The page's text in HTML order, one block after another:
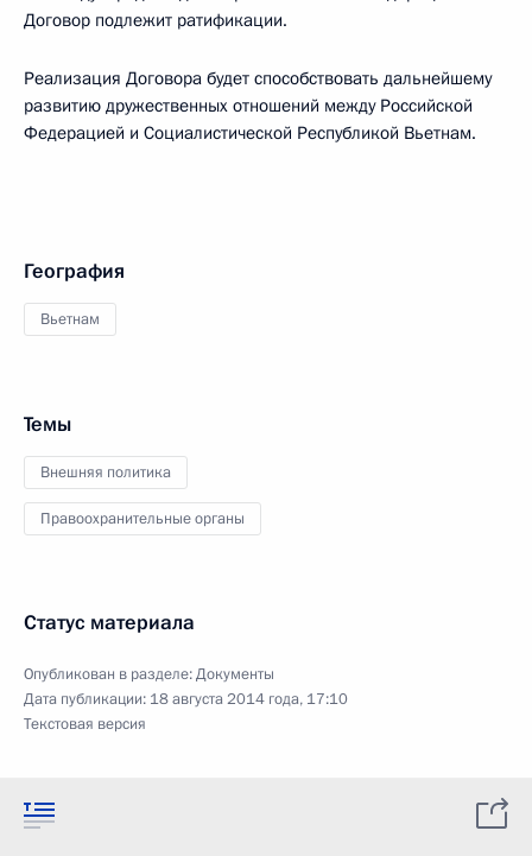
Договор подлежит ратификации.
Реализация Договора будет способствовать дальнейшему
развитию дружественных отношений между Российской
Федерацией и Социалистической Республикой Вьетнам.
География
Вьетнам
Темы
Внешняя политика
Правоохранительные органы
Статус материала
Опубликован в разделе:Документы
Дата публикации: 18 августа 2014 года, 17:10
Текстовая версия